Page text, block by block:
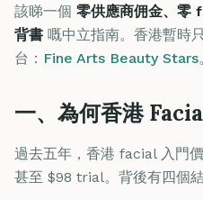
該睇一個 零供應商佣金、零
背書 嘅中立指南。香港暫時
台： Fine Arts Beauty Stars
一、為何香港
過去五年，香港 facial 入門
甚至 $98 trial。背後有四個結